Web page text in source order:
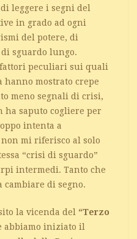
leggere i segni del
in grado ad ogni
del potere, di
sguardo lungo.
peculiari sui quali
hanno mostrato crepe
meno segnali di crisi,
ha saputo cogliere per
intenta a
non mi riferisco al solo
“crisi di sguardo”
intermedi. Tanto che
cambiare di segno.
la vicenda del “Terzo
abbiamo iniziato il